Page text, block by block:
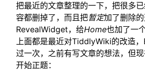
把最近的文章整理的一下，把很多
容都删掉了，而且把暂定加了删除
RevealWidget，给Home也加了一
上面都是最近对TiddlyWiki的改造
过一次，之前有写文章的想法，但
开始正题：